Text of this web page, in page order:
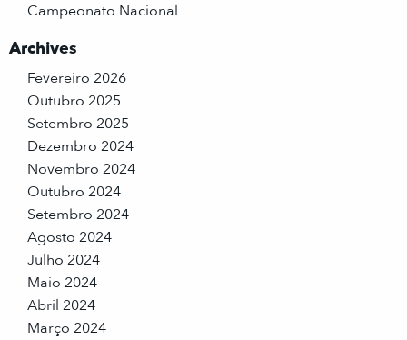
Campeonato Nacional
Archives
Fevereiro 2026
Outubro 2025
Setembro 2025
Dezembro 2024
Novembro 2024
Outubro 2024
Setembro 2024
Agosto 2024
Julho 2024
Maio 2024
Abril 2024
Março 2024